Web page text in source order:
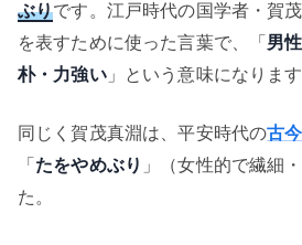
ぶりです。江戸時代の国学者・賀
を表すために使った言葉で、「 男
朴・力強い」という意味になります
同じく賀茂真淵は、平安時代の古
「 たをやめぶり 」（女性的で繊細
た。